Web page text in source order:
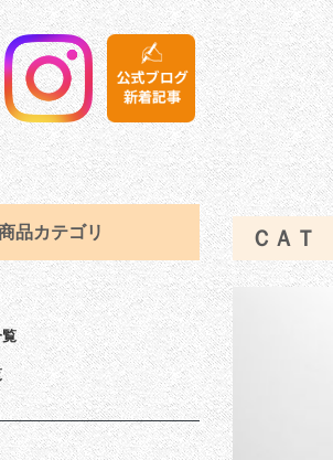
ＣＡＴ
品カテゴリ